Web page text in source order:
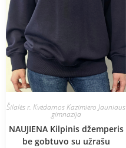
Šilalės r. Kvėdarnos Kazimiero Jauniaus
gimnazija
NAUJIENA Kilpinis džemperis
be gobtuvo su užrašu